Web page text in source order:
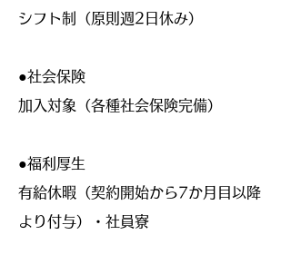
シフト制（原則週2日休み）
●社会保険
加入対象（各種社会保険完備）
●福利厚生
有給休暇（契約開始から7か月目以降
より付与）・社員寮